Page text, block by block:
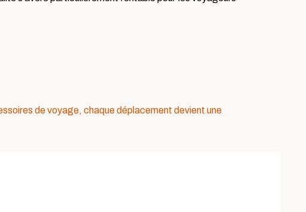
de voyage, chaque déplacement devient une